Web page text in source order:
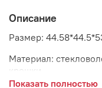
Описание
Размер:
Материал:
крошки
Показать полностью